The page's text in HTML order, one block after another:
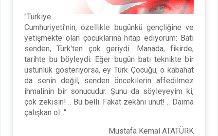
"Türkiye
Cumhuriyeti'nin, özellikle bugünkü gençliğine ve
yetişmekte olan çocuklarına hitap ediyorum: Batı
senden, Türk'ten çok geriydi. Manada, fikirde,
tarihte bu böyleydi. Eğer bugün batı teknikte bir
üstünlük gösteriyorsa, ey Türk Çocuğu, o kabahat
da senin değil, senden öncekilerin affedilmez
ihmalinin bir sonucudur. Şunu da söyleyeyim ki,
çok zekisin! .. Bu belli. Fakat zekânı unut! .. Daima
çalışkan ol..."
Mustafa Kemal ATATÜRK